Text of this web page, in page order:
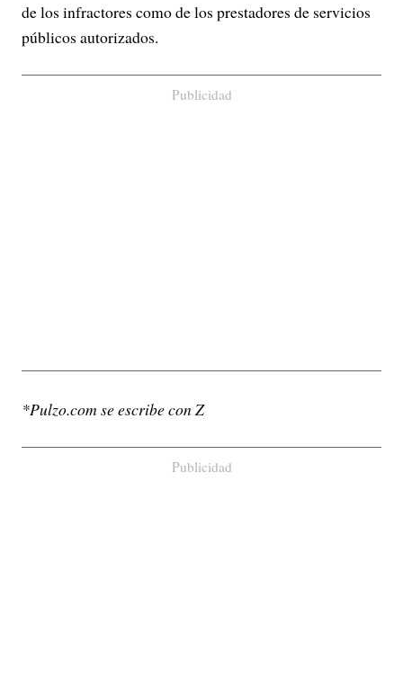
de los infractores como de los prestadores de servicios
públicos autorizados.
Publicidad
*Pulzo.com se escribe con Z
Publicidad